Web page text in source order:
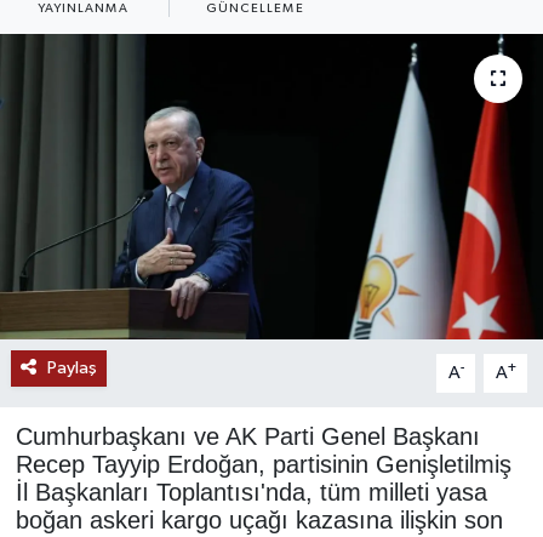
YAYINLANMA GÜNCELLEME
Paylaş A- A+
Cumhurbaşkanı ve AK Parti Genel Başkanı
Recep Tayyip Erdoğan, partisinin Genişletilmiş
İl Başkanları Toplantısı'nda, tüm milleti yasa
boğan askeri kargo uçağı kazasına ilişkin son
SOSYAL YARDIMLAR
SPONSORLU YAZI
SPOR
TEKNOLOJİ
YAŞAM